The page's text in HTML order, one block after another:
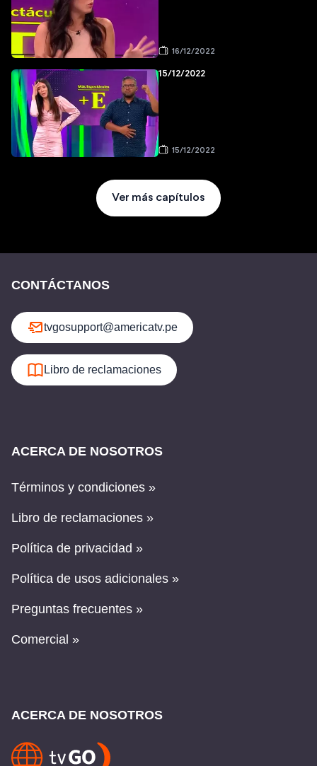
16/12/2022
15/12/2022
15/12/2022
Ver más capítulos
CONTÁCTANOS
tvgosupport@americatv.pe
Libro de reclamaciones
ACERCA DE NOSOTROS
Términos y condiciones »
Libro de reclamaciones »
Política de privacidad »
Política de usos adicionales »
Preguntas frecuentes »
Comercial »
ACERCA DE NOSOTROS